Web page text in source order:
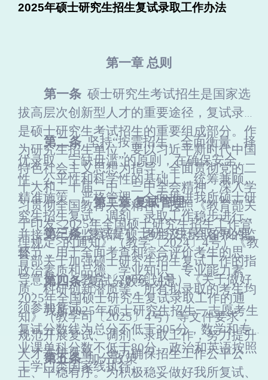
2025年硕士研究生招生复试录取工作办法
第一章 总则
第一条 硕士研究生考试招生是国家选
拔高层次创新型人才的重要途径，复试录取
是硕士研究生考试招生的重要组成部分。作
为研究生招生单位，要以习近平新时代中国
特色社会主义思想为指导，全面贯彻党的二
十大和二十届二中、三中全会精神，深入学
习贯彻全国教育大会精神，按照《教育部关
于印发<2025年全国硕士研究生招生工作管
理规定>的通知》（教学〔2024〕4号）《教
育部关于加强硕士研究生招生复试工作的指
导意见》（教学〔2006〕4号）《关于做好
2025年全国硕士研究生复试录取工作的通
知》（教学司〔2025〕4号）等文件要求，
规范开展复试、调剂、录取工作，努力提升
人才选拔质量，全力确保招生工作公平公
正、平稳有序。为积极稳妥做好我所复试、
第二条 坚持“按需招生、全面衡量、择
优录取、宁缺毋滥”的原则，在确保安全
性、公平性和科学性的基础上，统筹兼顾、
精准施策、严格管理，全面推进我所硕士研
究生招生复试、调剂、录取工作稳步进行，
并接受纪检监察部门、考生及社会各界的监
督。
第二章 复试管理
第三条 复试是硕士研究生录取的必要
环节，用于全面考查和综合评价考生的思想
政治素质和品德、学业知识、专业能力素
质、科研创新潜质等，所有拟录取的考生均
须参加复试。
第四条 复试分数线划定
我所2025年硕士研究生招生一志愿考生
复试分数线为总分不低于305分，数学和专
业课单科分数不低于80分，政治和英语按照
工学门类国家线执行。
第五条 加分政策